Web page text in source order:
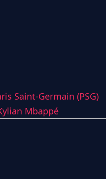
Saint-Germain (PSG)
Mbappé